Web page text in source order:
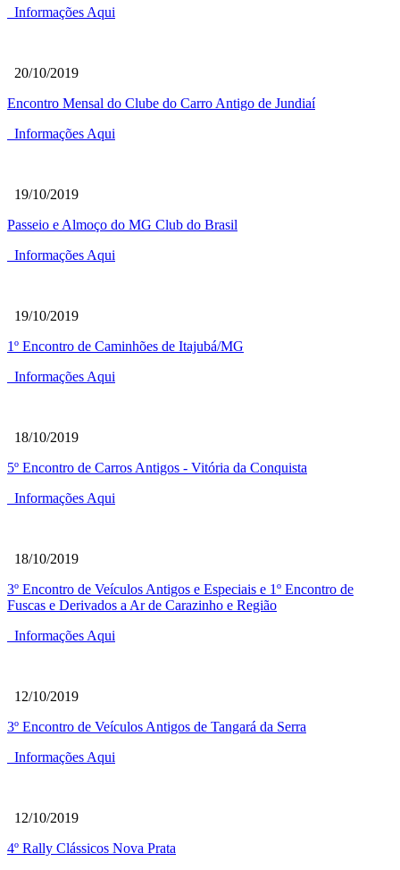
Informações Aqui
20/10/2019
Encontro Mensal do Clube do Carro Antigo de Jundiaí
Informações Aqui
19/10/2019
Passeio e Almoço do MG Club do Brasil
Informações Aqui
19/10/2019
1º Encontro de Caminhões de Itajubá/MG
Informações Aqui
18/10/2019
5º Encontro de Carros Antigos - Vitória da Conquista
Informações Aqui
18/10/2019
3º Encontro de Veículos Antigos e Especiais e 1º Encontro de
Fuscas e Derivados a Ar de Carazinho e Região
Informações Aqui
12/10/2019
3º Encontro de Veículos Antigos de Tangará da Serra
Informações Aqui
12/10/2019
4º Rally Clássicos Nova Prata